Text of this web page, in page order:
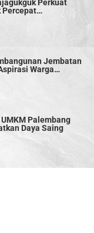
Perkuat
Percepat
Jembatan
Warga
Palembang
Daya Saing